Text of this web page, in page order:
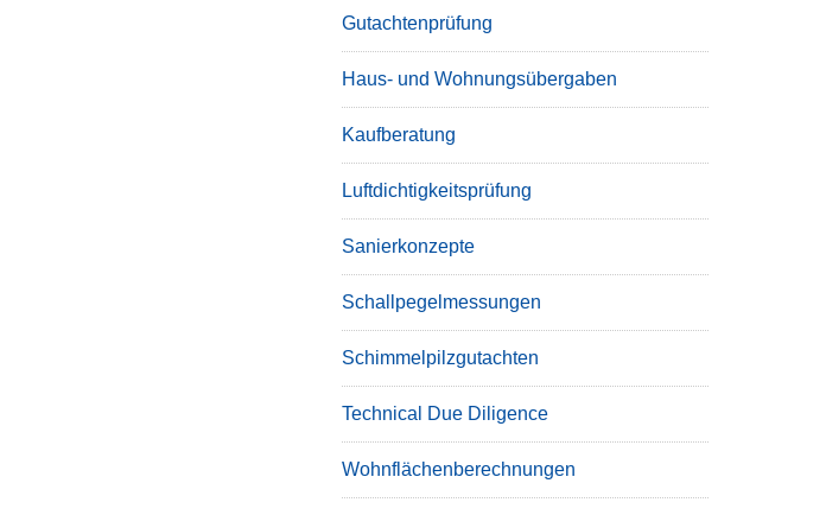
Gutachtenprüfung
Haus- und Wohnungsübergaben
Kaufberatung
Luftdichtigkeitsprüfung
Sanierkonzepte
Schallpegelmessungen
Schimmelpilzgutachten
Technical Due Diligence
Wohnflächenberechnungen